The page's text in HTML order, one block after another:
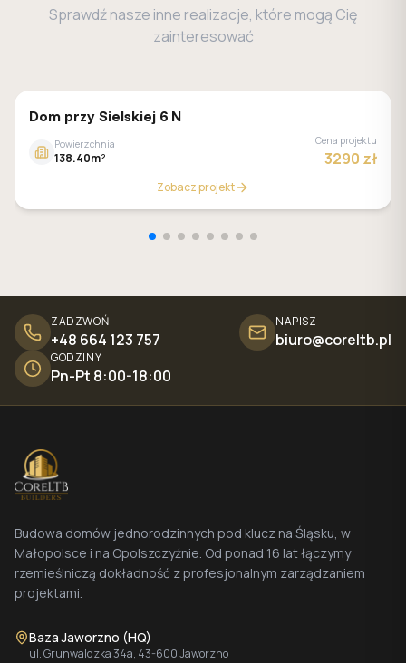
Sprawdź nasze inne realizacje, które mogą Cię
zainteresować
GALERIA DOMÓW
Dom przy Sielskiej 6 N
Powierzchnia
138.40m²
Cena projektu
3290 zł
Zobacz projekt
ZADZWOŃ
+48 664 123 757
NAPISZ
biuro@coreltb.pl
GODZINY
Pn-Pt 8:00-18:00
Budowa domów jednorodzinnych pod klucz na Śląsku, w
Małopolsce i na Opolszczyźnie. Od ponad 16 lat łączymy
rzemieślniczą dokładność z profesjonalnym zarządzaniem
projektami.
Baza Jaworzno (HQ)
ul. Grunwaldzka 34a, 43-600 Jaworzno